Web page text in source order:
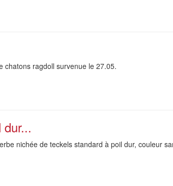
chatons ragdoll survenue le 27.05.
nichée de teckels standard à poil dur, couleur